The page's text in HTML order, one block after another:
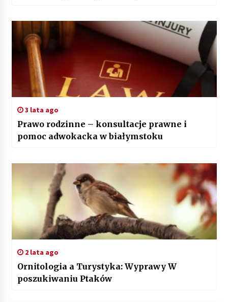
3 lata ago
Prawo rodzinne – konsultacje prawne i
pomoc adwokacka w białymstoku
2 lata ago
Ornitologia a Turystyka: Wyprawy W
poszukiwaniu Ptaków